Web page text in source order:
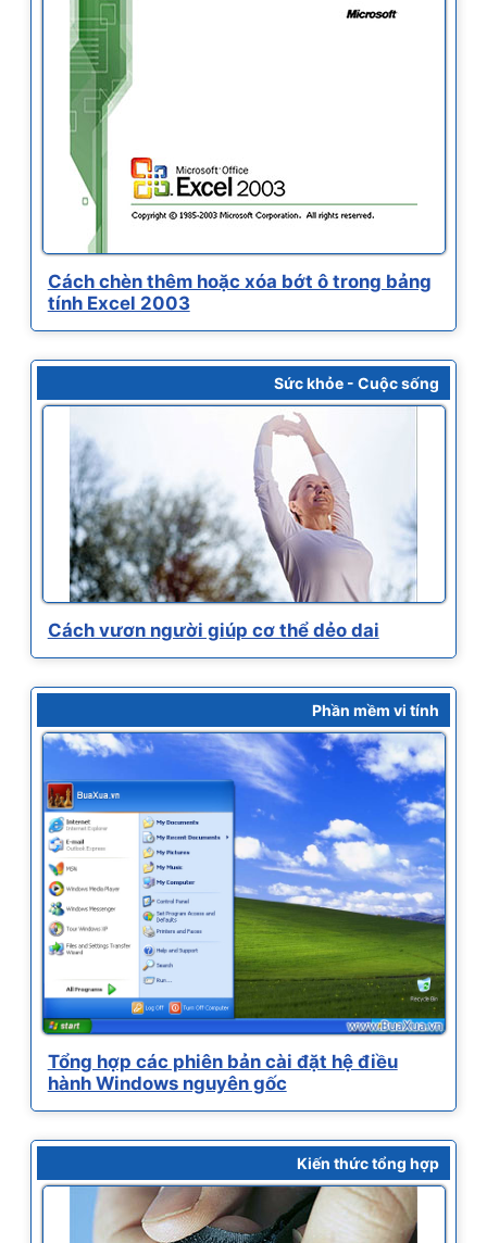
Cách chèn thêm hoặc xóa bớt ô trong bảng
tính Excel 2003
Sức khỏe - Cuộc sống
Cách vươn người giúp cơ thể dẻo dai
Phần mềm vi tính
Tổng hợp các phiên bản cài đặt hệ điều
hành Windows nguyên gốc
Kiến thức tổng hợp